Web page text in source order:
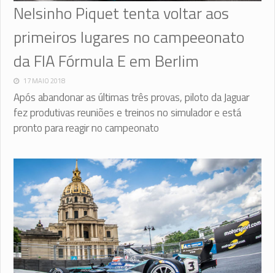
Nelsinho Piquet tenta voltar aos
primeiros lugares no campeeonato
da FIA Fórmula E em Berlim
17 MAIO 2018
Após abandonar as últimas três provas, piloto da Jaguar
fez produtivas reuniões e treinos no simulador e está
pronto para reagir no campeonato